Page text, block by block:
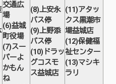
交通広
場
(6)益城
町役場
(7)スー
パーよ
かもん
ね
(8)上安永
バス停
(9)上野添
バス停
(10)ドラッ
グコスモ
ス益城店
(11)アタッ
クス黒潮市
場益城店
(12)保健福
祉センター
(13)マシキ
ラリ